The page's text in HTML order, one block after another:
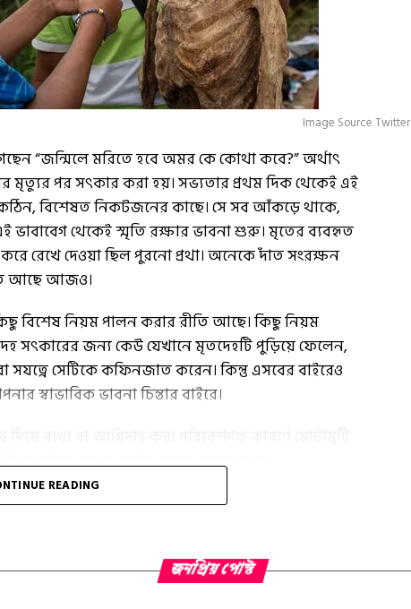
Image Source Twitter
“জন্মিলে মরিতে হবে অমর কে কোথা কবে?” অর্থাৎ
মৃত্যুর পর সৎকার করা হয়। সভ্যতার প্রথম দিক থেকেই এই
বিশেষত নিকটজনের কাছে। সে সব আঁকড়ে থাকে,
ভাবাবেগ থেকেই স্মৃতি রক্ষার ভাবনা শুরু। মৃতের ব্যবহৃত
রেখে দেওয়া ছিল পুরনো প্রথা। অনেকে দাঁত সংরক্ষন
আছে আজও।
বিশেষ নিয়ম পালন করার রীতি আছে। কিছু নিয়ম
সত্‍কারের জন্য কেউ যেখানে মৃতদেহটি পুড়িয়ে ফেলেন,
সেটিকে কফিনজাত করেন। কিন্তু এসবের বাইরেও
ভাবনা চিন্তার বাইরে।
সমাহিত করার পদ্ধতি অবাক করার মতো।
অনুষ্ঠান গুলি হল :
READING
জনপ্রিয় পোস্ট